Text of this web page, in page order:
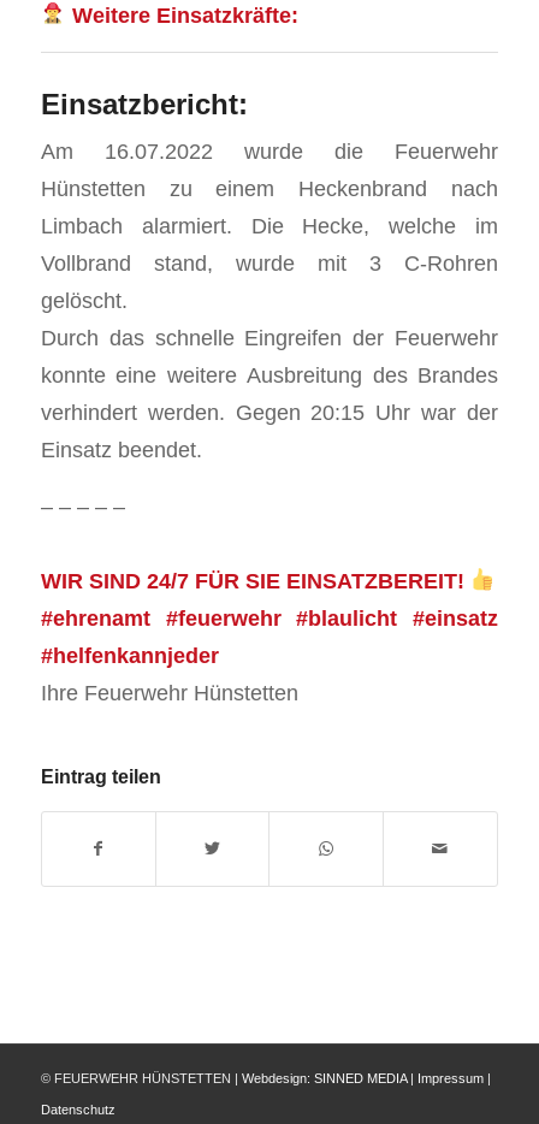
Weitere Einsatzkräfte:
Einsatzbericht:
Am 16.07.2022 wurde die Feuerwehr
Hünstetten zu einem Heckenbrand nach
Limbach alarmiert. Die Hecke, welche im
Vollbrand stand, wurde mit 3 C-Rohren
gelöscht.
Durch das schnelle Eingreifen der Feuerwehr
konnte eine weitere Ausbreitung des Brandes
verhindert werden. Gegen 20:15 Uhr war der
Einsatz beendet.
– – – – –
WIR SIND 24/7 FÜR SIE EINSATZBEREIT!
#ehrenamt #feuerwehr #blaulicht #einsatz
#helfenkannjeder
Ihre Feuerwehr Hünstetten
Eintrag teilen
© FEUERWEHR HÜNSTETTEN | Webdesign: SINNED MEDIA| Impressum|
Datenschutz